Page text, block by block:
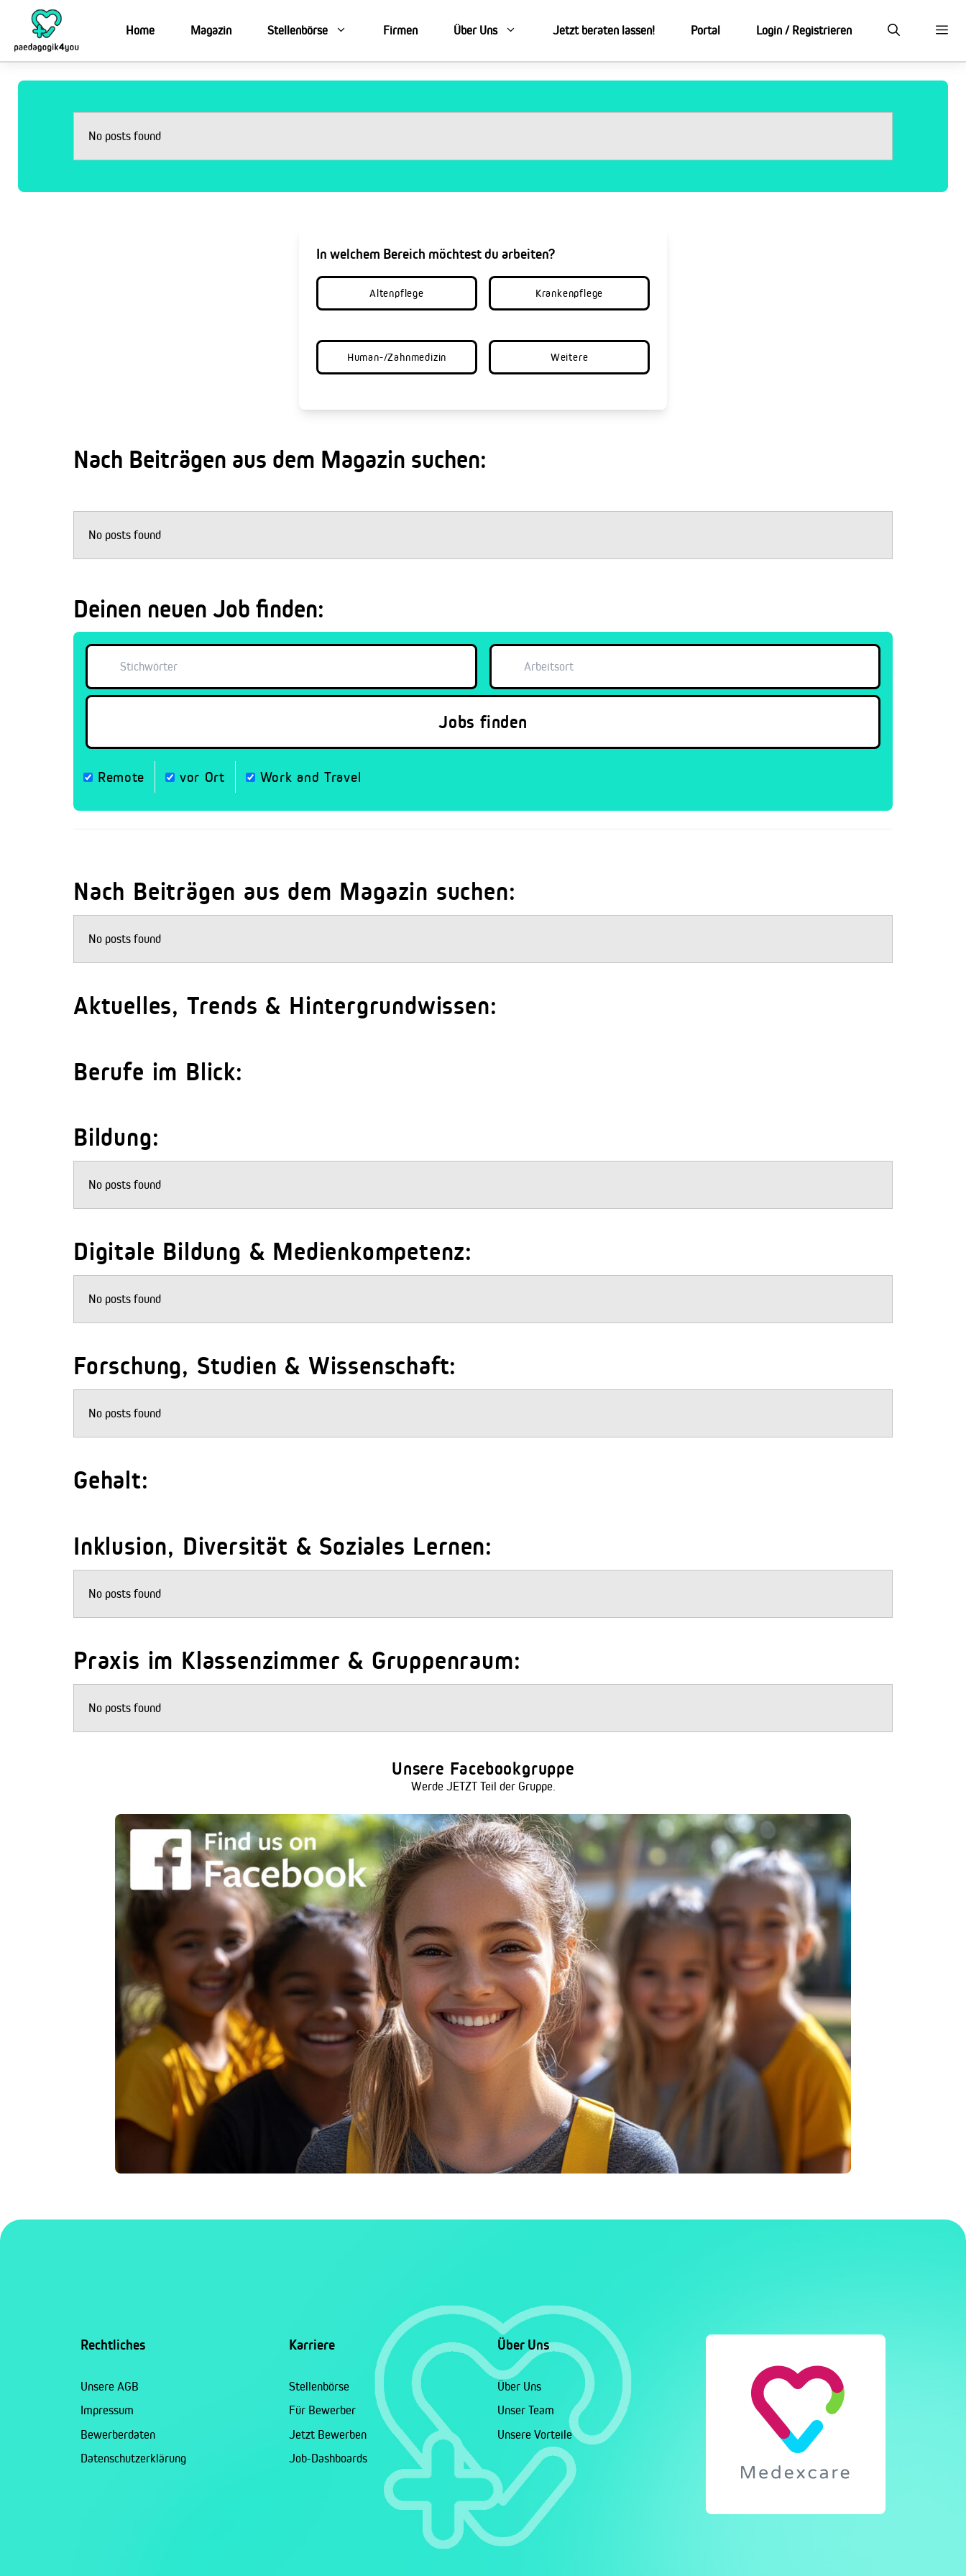
Home Magazin Stellenbörse Firmen Über Uns Jetzt beraten lassen! Portal Login / Registrieren
No posts found
In welchem Bereich möchtest du arbeiten?
Altenpflege Krankenpflege
Human-/Zahnmedizin Weitere
Nach Beiträgen aus dem Magazin suchen:
No posts found
Deinen neuen Job finden:
Remote vor Ort Work and Travel
Nach Beiträgen aus dem Magazin suchen:
No posts found
Aktuelles, Trends & Hintergrundwissen:
Berufe im Blick:
Bildung:
No posts found
Digitale Bildung & Medienkompetenz:
No posts found
Forschung, Studien & Wissenschaft:
No posts found
Gehalt:
Inklusion, Diversität & Soziales Lernen:
No posts found
Praxis im Klassenzimmer & Gruppenraum:
No posts found
Unsere Facebookgruppe
Werde JETZT Teil der Gruppe.
Rechtliches
Unsere AGB
Impressum
Bewerberdaten
Datenschutzerklärung
Karriere
Stellenbörse
Für Bewerber
Jetzt Bewerben
Job-Dashboards
Über Uns
Über Uns
Unser Team
Unsere Vorteile